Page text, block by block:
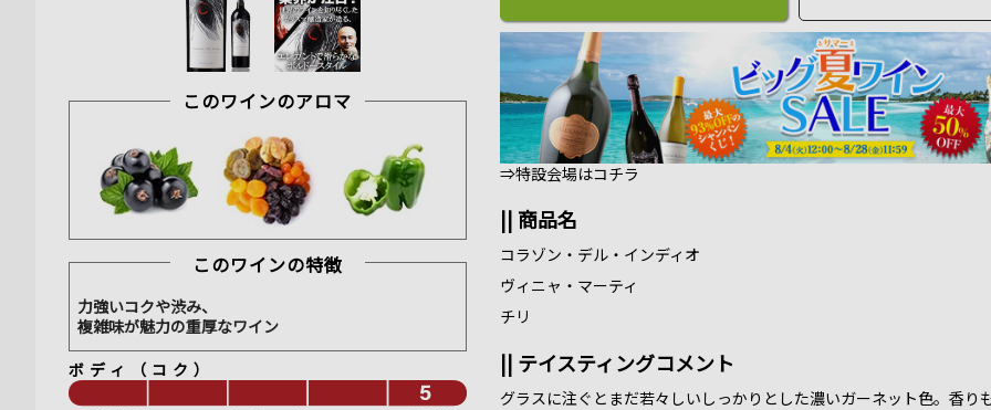
このワインのアロマ
このワインの特徴
力強いコクや渋み、
複雑味が魅力の重厚なワイン
ボディ（コク）
⇒特設会場はコチラ
|| 商品名
コラゾン・デル・インディオ
ヴィニャ・マーティ
チリ
|| テイスティングコメント
グラスに注ぐとまだ若々しいしっかりとした濃いガーネット色。香